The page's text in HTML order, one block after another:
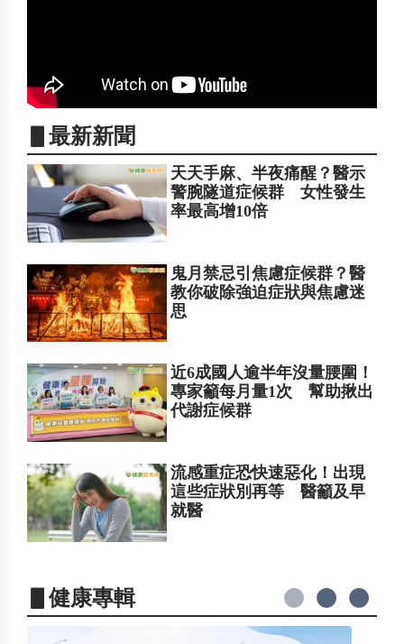
▋最新新聞
天天手麻、半夜痛醒？醫示
警腕隧道症候群 女性發生
率最高增10倍
鬼月禁忌引焦慮症候群？醫
教你破除強迫症狀與焦慮迷
思
近6成國人逾半年沒量腰圍！
專家籲每月量1次 幫助揪出
代謝症候群
流感重症恐快速惡化！出現
這些症狀別再等 醫籲及早
就醫
▋健康專輯